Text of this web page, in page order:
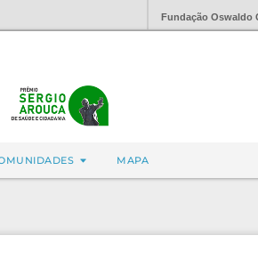
Fundação Oswaldo
MAPA